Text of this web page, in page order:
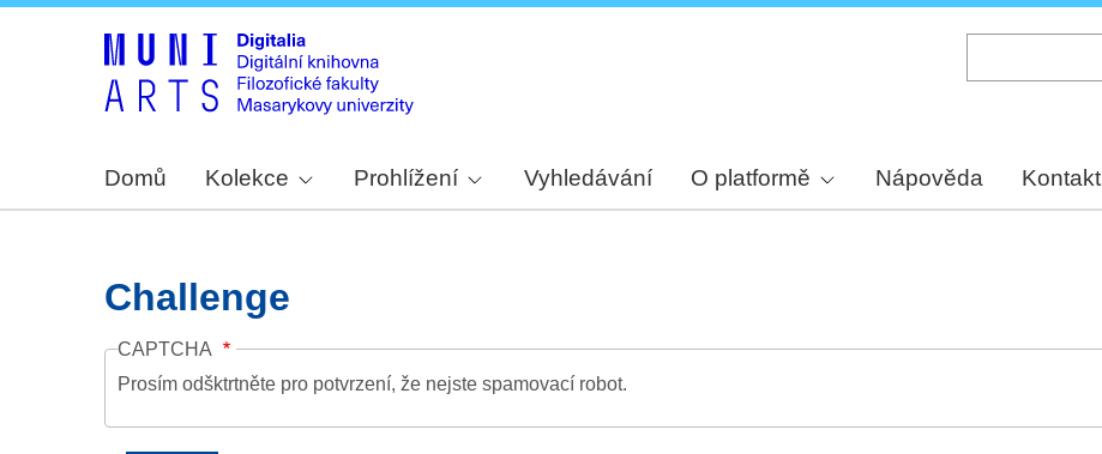
Domů Kolekce Prohlížení Vyhledávání O platformě Nápověda Kontakt
Challenge
CAPTCHA
Prosím odšktrtněte pro potvrzení, že nejste spamovací robot.